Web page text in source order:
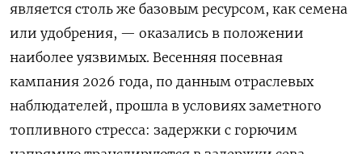
является столь же базовым ресурсом, как семена
или удобрения, — оказались в положении
наиболее уязвимых. Весенняя посевная
кампания 2026 года, по данным отраслевых
наблюдателей, прошла в условиях заметного
топливного стресса: задержки с горючим